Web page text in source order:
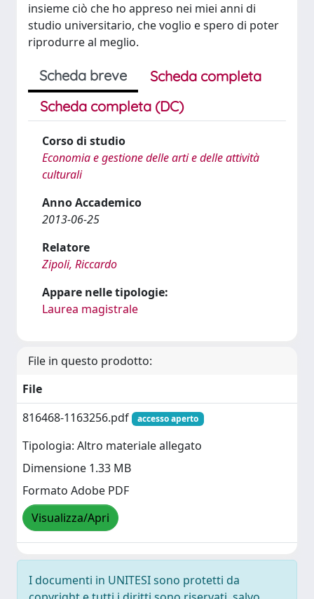
insieme ciò che ho appreso nei miei anni di
studio universitario, che voglio e spero di poter
riprodurre al meglio.
Scheda breve
Scheda completa
Scheda completa (DC)
Corso di studio
Economia e gestione delle arti e delle attività
culturali
Anno Accademico
2013-06-25
Relatore
Zipoli, Riccardo
Appare nelle tipologie:
Laurea magistrale
File in questo prodotto:
File
816468-1163256.pdf
accesso aperto
Tipologia: Altro materiale allegato
Dimensione 1.33 MB
Formato Adobe PDF
Visualizza/Apri
I documenti in UNITESI sono protetti da